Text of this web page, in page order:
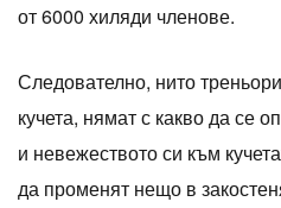
от 6000 хиляди членове.
Следователно, нито
кучета, нямат с какво да се
и невежеството си към
да променят нещо в